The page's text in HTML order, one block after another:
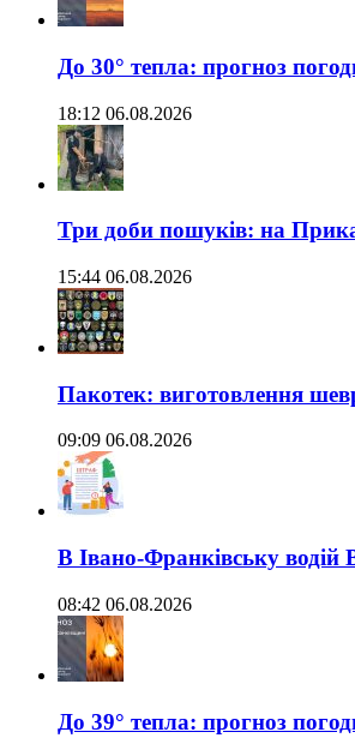
До 30° тепла: прогноз
18:12 06.08.2026
Три доби пошуків: на
15:44 06.08.2026
Пакотек: виготовлення
09:09 06.08.2026
В Івано-Франківську
08:42 06.08.2026
До 39° тепла: прогноз